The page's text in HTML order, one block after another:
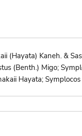
(Hayata) Kaneh. &
(Benth.) Migo;
Hayata;